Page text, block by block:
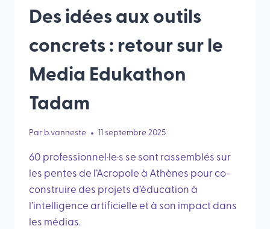
Des idées aux outils
concrets : retour sur le
Media Edukathon
Tadam
Par b.vanneste 11 septembre 2025
60 professionnel·le·s se sont rassemblés sur
les pentes de l’Acropole à Athènes pour co-
construire des projets d’éducation à
l’intelligence artificielle et à son impact dans
les médias.